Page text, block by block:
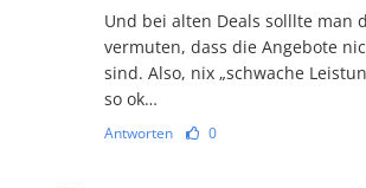
Und bei alten Deals solllte man
vermuten, dass die Angebote
sind. Also, nix „schwache
so ok…
Antworten 0